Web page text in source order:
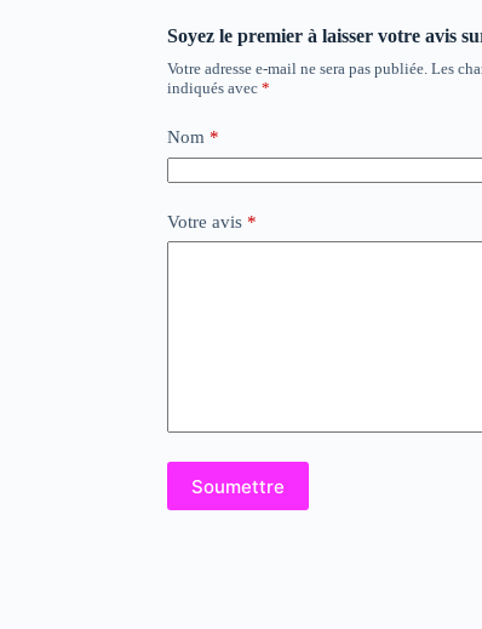
Soyez le premier à laisser votre avis
Votre adresse e-mail ne sera pas publiée. Les
indiqués avec *
Nom *
Votre avis *
Soumettre